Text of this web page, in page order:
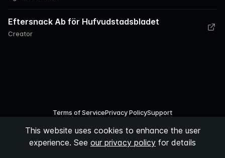
Creator
Eftersnack Ab för Hufvudstadsbladet
Terms of ServicePrivacy PolicySupport
Podspace AB
This website uses cookies to enhance the user
experience. See our privacy policy for details